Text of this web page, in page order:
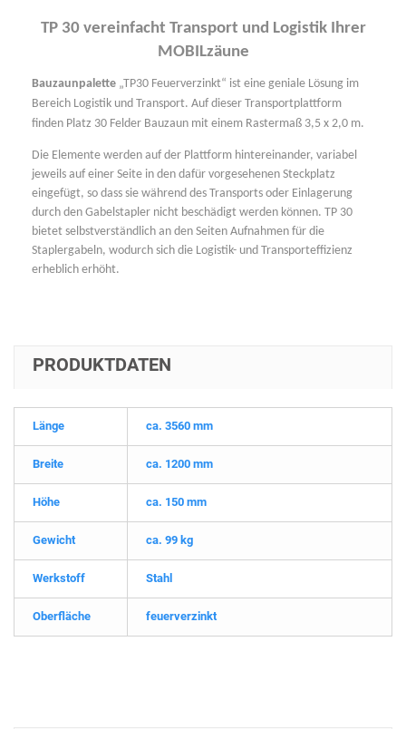
TP 30 vereinfacht Transport und Logistik Ihrer
MOBILzäune
Bauzaunpalette „TP30 Feuerverzinkt“ ist eine geniale Lösung im
Bereich Logistik und Transport. Auf dieser Transportplattform
finden Platz 30 Felder Bauzaun mit einem Rastermaß 3,5 x 2,0 m.
Die Elemente werden auf der Plattform hintereinander, variabel
jeweils auf einer Seite in den dafür vorgesehenen Steckplatz
eingefügt, so dass sie während des Transports oder Einlagerung
durch den Gabelstapler nicht beschädigt werden können. TP 30
bietet selbstverständlich an den Seiten Aufnahmen für die
Staplergabeln, wodurch sich die Logistik- und Transporteffizienz
erheblich erhöht.
PRODUKTDATEN
Länge ca. 3560 mm
Breite ca. 1200 mm
Höhe ca. 150 mm
Gewicht ca. 99 kg
Werkstoff Stahl
Oberfläche feuerverzinkt